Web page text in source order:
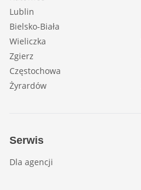
Lublin
Bielsko-Biała
Wieliczka
Zgierz
Częstochowa
Żyrardów
Serwis
Dla agencji